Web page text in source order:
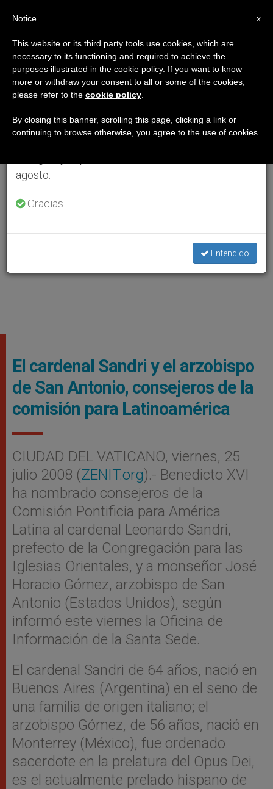
El cardenal Sandri y el arzobispo
de San Antonio, consejeros de la
comisión para Latinoamérica
CIUDAD DEL VATICANO, viernes, 25
julio 2008 (ZENIT.org).- Benedicto XVI
ha nombrado consejeros de la
Comisión Pontificia para América
Latina al cardenal Leonardo Sandri,
prefecto de la Congregación para las
Iglesias Orientales, y a monseñor José
Horacio Gómez, arzobispo de San
Antonio (Estados Unidos), según
informó este viernes la Oficina de
Información de la Santa Sede.
El cardenal Sandri de 64 años, nació en
Buenos Aires (Argentina) en el seno de
una familia de origen italiano; el
arzobispo Gómez, de 56 años, nació en
Monterrey (México), fue ordenado
sacerdote en la prelatura del Opus Dei,
es el actualmente prelado hispano de
×
Aviso importante
Del 27 de julio al 7 de agosto haremos la pausa
anual, aprovechando que en el periodo de verano
se generan menos informaciones y también el
agosto.
Gracias.
Entendido
x
Notice
This website or its third party tools use cookies, which are
necessary to its functioning and required to achieve the
purposes illustrated in the cookie policy. If you want to know
more or withdraw your consent to all or some of the cookies,
please refer to the cookie policy
By closing this banner, scrolling this page, clicking a link or
continuing to browse otherwise, you agree to the use of cookies.